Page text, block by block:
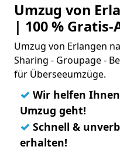
Umzug von
| 100 %
Umzug von Erlangen
Sharing - Groupage -
für Überseeumzüge.
✓ Wir helfen
Umzug geht!
✓ Schnell &
erhalten!